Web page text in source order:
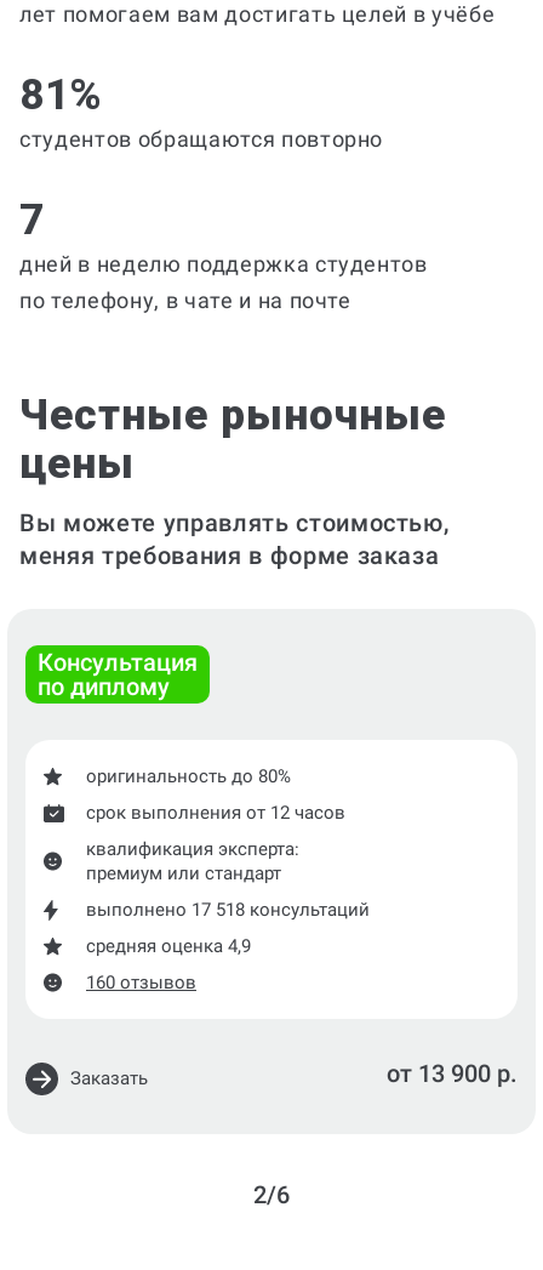
лет помогаем вам достигать целей в учёбе
81%
студентов обращаются повторно
7
дней в неделю поддержка студентов
по телефону, в чате и на почте
Честные рыночные
цены
Вы можете управлять стоимостью,
меняя требования в форме заказа
Консультация
по диплому
оригинальность до 80%
срок выполнения от 12 часов
квалификация эксперта:
премиум или стандарт
выполнено 17 518 консультаций
средняя оценка 4,9
160 отзывов
Заказать от 13 900 р.
2/6